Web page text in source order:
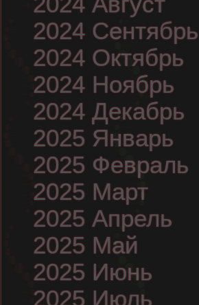
2024 Сентябрь
2024 Октябрь
2024 Ноябрь
2024 Декабрь
2025 Январь
2025 Февраль
2025 Март
2025 Апрель
2025 Май
2025 Июнь
2025 Июль